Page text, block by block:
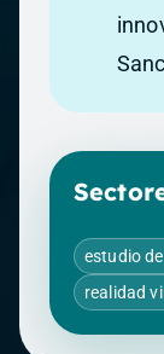
estudio
realidad